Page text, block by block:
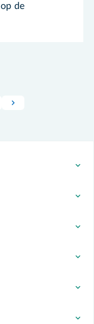
de